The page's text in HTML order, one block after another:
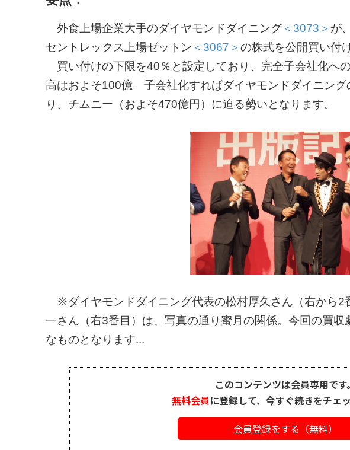
外食上場企業大手のダイヤモンドダイニング ＜3073＞ が
セントレックス上場ゼットン ＜3067＞ の株式を公開買い付
買い付けの下限を40％と設定しており、完全子会社化へ
高はおよそ100億。子会社化すればダイヤモンドダイニン
り、チムニー（およそ470億円）に迫る勢いとなります。
※ダイヤモンドダイニング代表の松村厚久さん（右から2
一さん（右3番目）は、写真の通り蜜月の関係。今回の買収
なものとなります...
このコンテンツは会員専用です。
無料会員に登録して、今すぐ続きをチェ
会員登録をする（無料）